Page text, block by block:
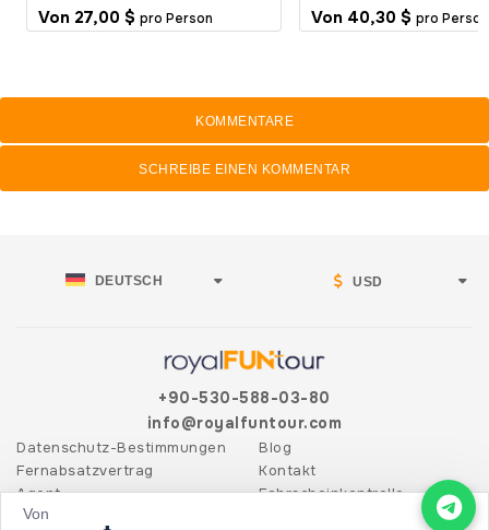
Von
Von 27,00 $ pro Person Von 40,30 $ pro Person
KOMMENTARE
SCHREIBE EINEN KOMMENTAR
DEUTSCH USD
+90-530-588-03-80
info@royalfuntour.com
Datenschutz-Bestimmungen
Fernabsatzvertrag
Agent
Blog
Kontakt
Fahrscheinkontrolle